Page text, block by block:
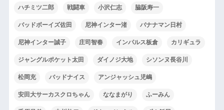
ハチミツ二郎 戦闘車 小沢仁志 脇阪寿一
バッドボーイズ佐田 尼神インター渚 バナナマン日村
尼神インター誠子 庄司智春 インパルス板倉 カリギュラ
ジャングルポケット太田 ダイノジ大地 シソンヌ長谷川
松岡充 バッドナイス アンジャッシュ児嶋
安田大サーカスクロちゃん ななまがり ふーみん